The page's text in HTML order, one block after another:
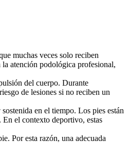
muchas veces solo reciben
atención podológica profesional,
del cuerpo. Durante
de lesiones si no reciben un
en el tiempo. Los pies están
En el contexto deportivo, estas
Por esta razón, una adecuada